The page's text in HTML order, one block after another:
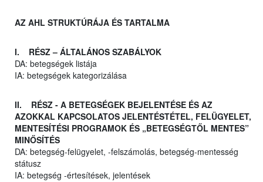
AZ AHL STRUKTÚRÁJA ÉS TARTALMA
I. RÉSZ – ÁLTALÁNOS SZABÁLYOK
DA: betegségek listája
IA: betegségek kategorizálása
II. RÉSZ - A BETEGSÉGEK BEJELENTÉSE ÉS AZ
AZOKKAL KAPCSOLATOS JELENTÉSTÉTEL, FELÜGYELET,
MENTESÍTÉSI PROGRAMOK ÉS „BETEGSÉGTŐL MENTES”
MINŐSÍTÉS
DA: betegség-felügyelet, -felszámolás, betegség-mentesség
státusz
IA: betegség -értesítések, jelentések